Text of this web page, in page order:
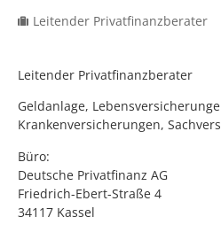
Leitender Privatfinanzberater
Leitender Privatfinanzberater
Geldanlage,
Krankenversicherungen,
Büro:
Deutsche Privatfinanz AG
Friedrich-Ebert-Straße 4
34117 Kassel